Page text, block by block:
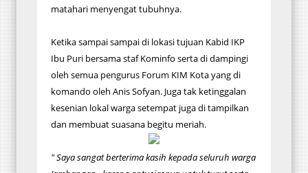
matahari menyengat tubuhnya.
Ketika sampai sampai di lokasi tujuan Kabid IKP
Ibu Puri bersama staf Kominfo serta di dampingi
oleh semua pengurus Forum KIM Kota yang di
komando oleh Anis Sofyan. Juga tak ketinggalan
kesenian lokal warga setempat juga di tampilkan
dan membuat suasana begitu meriah.
" Saya sangat berterima kasih kepada seluruh warga